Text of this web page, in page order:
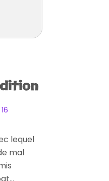
16
lequel
mal